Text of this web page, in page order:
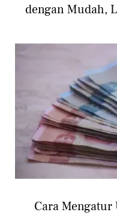
dengan Mudah,
Cara Mengatur